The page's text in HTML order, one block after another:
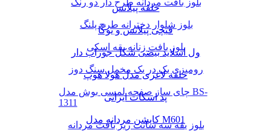
بلوز بافت مردانه طرح دار دو رنگ
بلوز شلوار دخترانه طرح پلنگ
بلوز بافت زنانه یقه اسکی
رومیزی یک در یک مخمل سنگ دوز
چای ساز صفحه لمسی بوش مدل BS-
1311
بلوز یقه سه سانت ریز بافت مردانه
حلقه پیلاتس
قیچی پیلاتس و یوگا
ول اسلاید بیضی شکل جوراب دار
حلقه لاغری مدل هولا هوپ
پد اسکات ایرانی
کاپشن مردانه مدل M601